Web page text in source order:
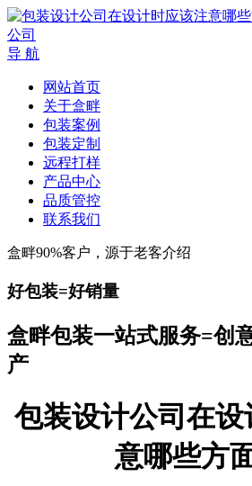
导 航
网站首页
关于盒畔
包装案例
包装定制
远程打样
产品中心
品质管控
联系我们
盒畔90%客户，源于老客介绍
好包装=好销量
盒畔包装一站式服务=创
产
包装设计公司在
意哪些方